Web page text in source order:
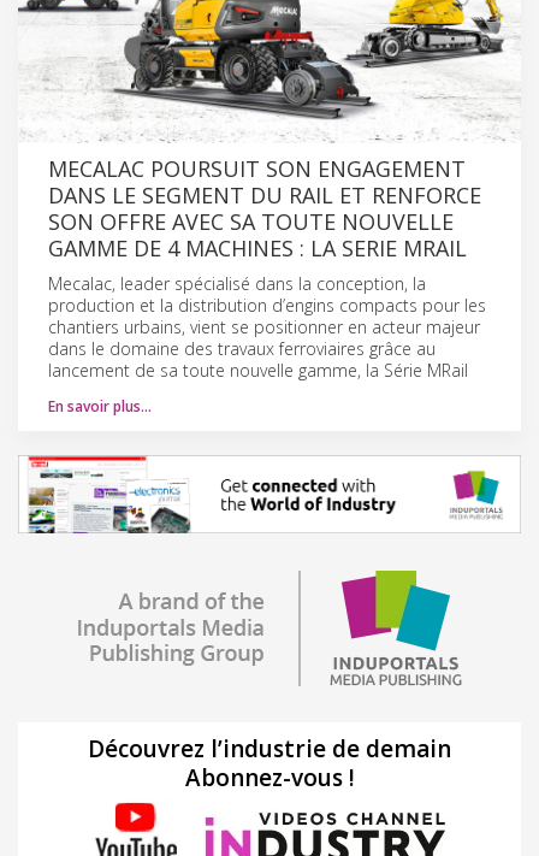
MECALAC POURSUIT SON ENGAGEMENT
DANS LE SEGMENT DU RAIL ET RENFORCE
SON OFFRE AVEC SA TOUTE NOUVELLE
GAMME DE 4 MACHINES : LA SERIE MRAIL
Mecalac, leader spécialisé dans la conception, la
production et la distribution d’engins compacts pour les
chantiers urbains, vient se positionner en acteur majeur
dans le domaine des travaux ferroviaires grâce au
lancement de sa toute nouvelle gamme, la Série MRail
En savoir plus…
Découvrez l’industrie de demain
Abonnez-vous !